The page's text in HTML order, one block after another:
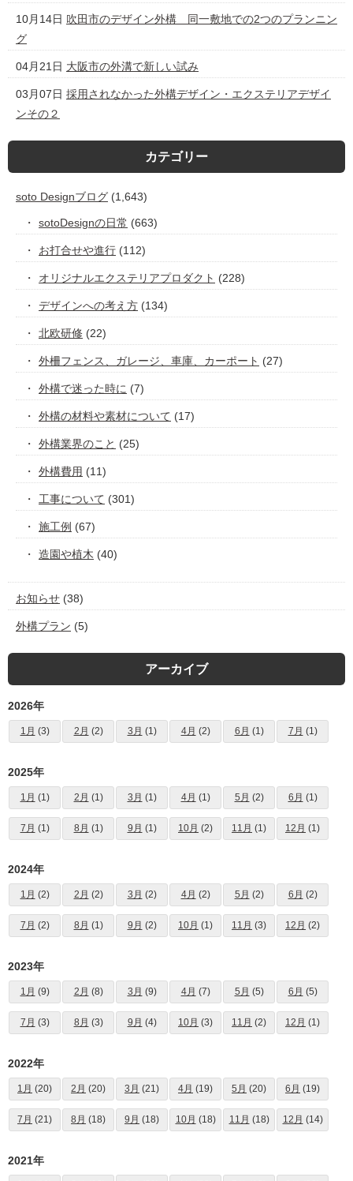
10月14日 吹田市のデザイン外構 同一敷地での2つのプランニン
グ
04月21日 大阪市の外溝で新しい試み
03月07日 採用されなかった外構デザイン・エクステリアデザイ
ンその２
カテゴリー
soto Designブログ (1,643)
sotoDesignの日常 (663)
お打合せや進行 (112)
オリジナルエクステリアプロダクト (228)
デザインへの考え方 (134)
北欧研修 (22)
外柵フェンス、ガレージ、車庫、カーポート (27)
外構で迷った時に (7)
外構の材料や素材について (17)
外構業界のこと (25)
外構費用 (11)
工事について (301)
施工例 (67)
造園や植木 (40)
お知らせ (38)
外構プラン (5)
アーカイブ
2026年
1月 (3) 2月 (2) 3月 (1) 4月 (2) 6月 (1) 7月 (1)
2025年
1月 (1) 2月 (1) 3月 (1) 4月 (1) 5月 (2) 6月 (1)
7月 (1) 8月 (1) 9月 (1) 10月 (2) 11月 (1) 12月 (1)
2024年
1月 (2) 2月 (2) 3月 (2) 4月 (2) 5月 (2) 6月 (2)
7月 (2) 8月 (1) 9月 (2) 10月 (1) 11月 (3) 12月 (2)
2023年
1月 (9) 2月 (8) 3月 (9) 4月 (7) 5月 (5) 6月 (5)
7月 (3) 8月 (3) 9月 (4) 10月 (3) 11月 (2) 12月 (1)
2022年
1月 (20) 2月 (20) 3月 (21) 4月 (19) 5月 (20) 6月 (19)
7月 (21) 8月 (18) 9月 (18) 10月 (18) 11月 (18) 12月 (14)
2021年